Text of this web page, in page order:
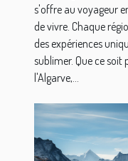
s'offre au voyageur
de vivre. Chaque
des expériences
sublimer. Que ce soit
l'Algarve,...